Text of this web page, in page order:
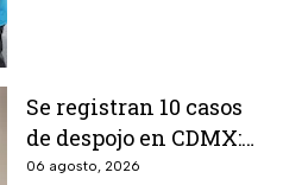
Se registran 10 casos
de despojo en CDMX:
adultos mayores son
06 agosto, 2026